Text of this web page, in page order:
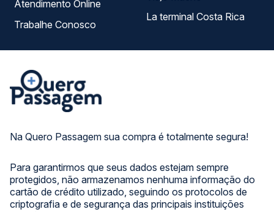
Na Quero Passagem sua compra é totalmente segura!
Para garantirmos que seus dados estejam sempre
protegidos, não armazenamos nenhuma informação do
cartão de crédito utilizado, seguindo os protocolos de
criptografia e de segurança das principais instituições
Atendimento Online
Trabalhe Conosco
La terminal Costa Rica